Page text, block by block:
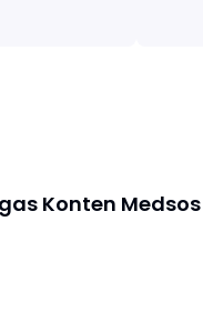
Konten Medsos